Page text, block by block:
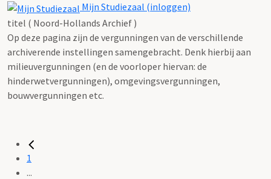
Mijn Studiezaal (inloggen)
titel ( Noord-Hollands Archief )
Op deze pagina zijn de vergunningen van de verschillende
archiverende instellingen samengebracht. Denk hierbij aan
milieuvergunningen (en de voorloper hiervan: de
hinderwetvergunningen), omgevingsvergunningen,
bouwvergunningen etc.
1
...